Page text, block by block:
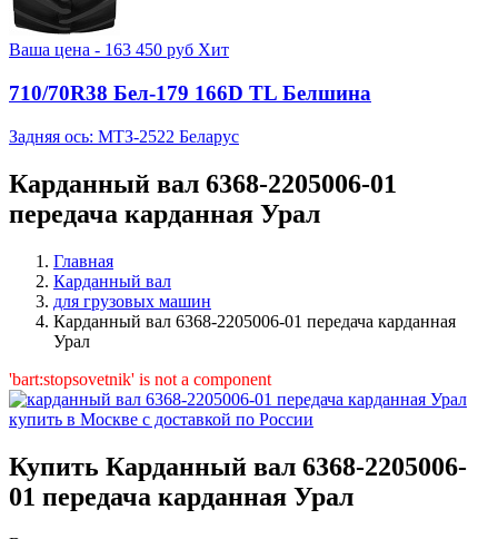
Ваша цена - 163 450 руб Хит
710/70R38 Бел-179 166D TL Белшина
Задняя ось: МТЗ-2522 Беларус
Карданный вал 6368-2205006-01
передача карданная Урал
Главная
Карданный вал
для грузовых машин
Карданный вал 6368-2205006-01 передача карданная
Урал
'bart:stopsovetnik' is not a component
Купить Карданный вал 6368-2205006-
01 передача карданная Урал